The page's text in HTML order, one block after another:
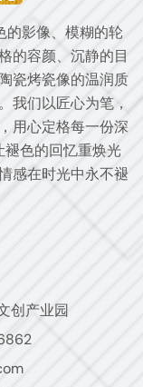
影像、模糊的轮
的容颜、沉静的目
瓷烤瓷像的温润质
我们以匠心为笔，
用心定格每一份深
色的回忆重焕光
感在时光中永不褪
创产业园